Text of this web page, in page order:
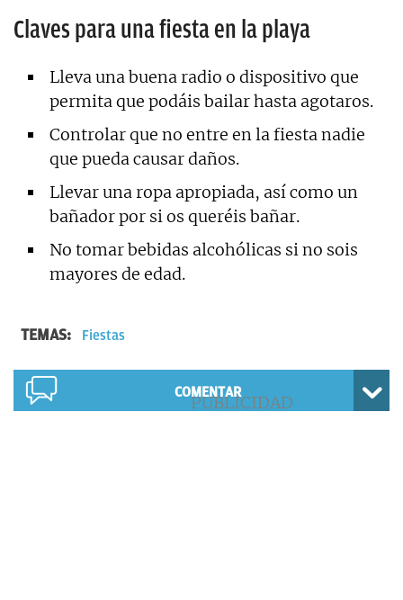
Claves para una fiesta en la playa
Lleva una buena radio o dispositivo que
permita que podáis bailar hasta agotaros.
Controlar que no entre en la fiesta nadie
que pueda causar daños.
Llevar una ropa apropiada, así como un
bañador por si os queréis bañar.
No tomar bebidas alcohólicas si no sois
mayores de edad.
TEMAS: Fiestas
COMENTAR